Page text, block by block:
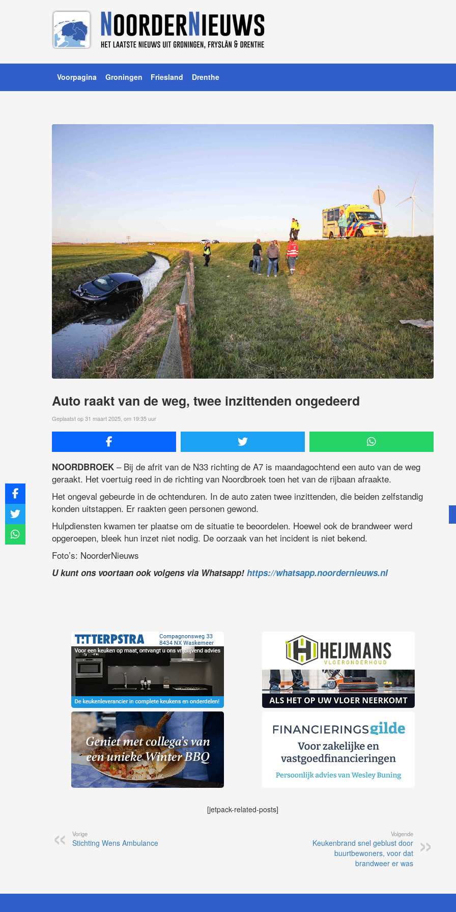
Voorpagina Groningen Friesland Drenthe
Auto raakt van de weg, twee inzittenden ongedeerd
Geplaatst op 31 maart 2025, om 19:35 uur
NOORDBROEK – Bij de afrit van de N33 richting de A7 is maandagochtend een auto van de weg
geraakt. Het voertuig reed in de richting van Noordbroek toen het van de rijbaan afraakte.
Het ongeval gebeurde in de ochtenduren. In de auto zaten twee inzittenden, die beiden zelfstandig
konden uitstappen. Er raakten geen personen gewond.
Hulpdiensten kwamen ter plaatse om de situatie te beoordelen. Hoewel ook de brandweer werd
opgeroepen, bleek hun inzet niet nodig. De oorzaak van het incident is niet bekend.
Foto’s: NoorderNieuws
U kunt ons voortaan ook volgens via Whatsapp! https://whatsapp.noordernieuws.nl
[jetpack-related-posts]
Vorige
Stichting Wens Ambulance
Volgende
Keukenbrand snel geblust door
buurtbewoners, voor dat
brandweer er was